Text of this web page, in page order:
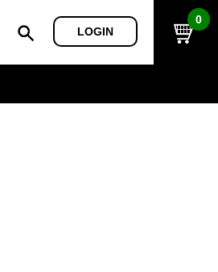
LOGIN
0